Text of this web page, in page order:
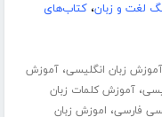
لغت و زبان،کتاب‌های
زبان انگلیسی،آموزش
،آموزش کلمات زبان
فارسی، اموزش زبان